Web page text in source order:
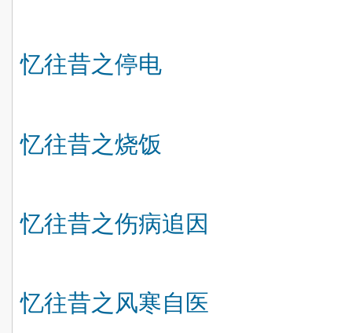
忆往昔之停电
忆往昔之烧饭
忆往昔之伤病追因
忆往昔之风寒自医